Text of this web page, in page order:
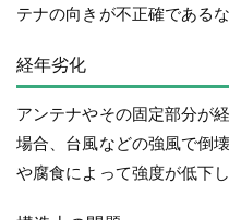
テナの向きが不正確である
経年劣化
アンテナやその固定部分が
場合、台風などの強風で倒
や腐食によって強度が低下